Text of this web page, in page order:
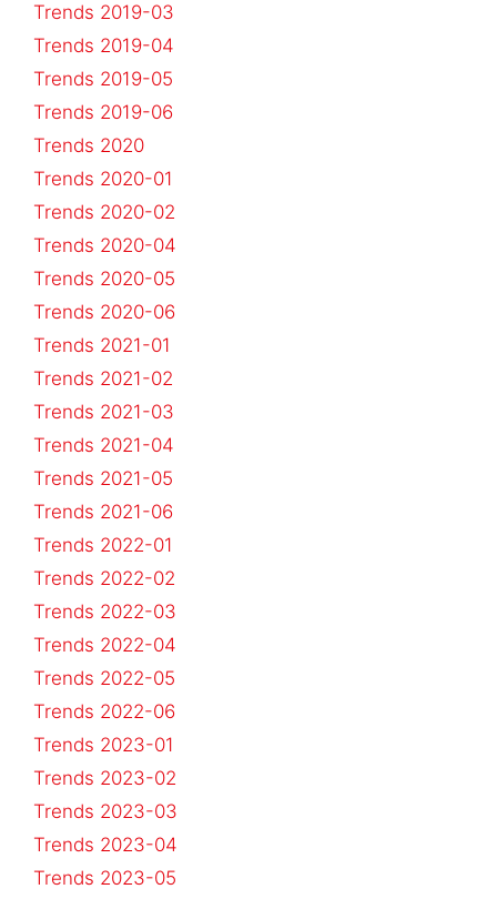
Trends 2019-03
Trends 2019-04
Trends 2019-05
Trends 2019-06
Trends 2020
Trends 2020-01
Trends 2020-02
Trends 2020-04
Trends 2020-05
Trends 2020-06
Trends 2021-01
Trends 2021-02
Trends 2021-03
Trends 2021-04
Trends 2021-05
Trends 2021-06
Trends 2022-01
Trends 2022-02
Trends 2022-03
Trends 2022-04
Trends 2022-05
Trends 2022-06
Trends 2023-01
Trends 2023-02
Trends 2023-03
Trends 2023-04
Trends 2023-05